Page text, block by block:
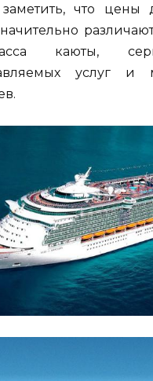
заметить, что
каюты,
услуг и